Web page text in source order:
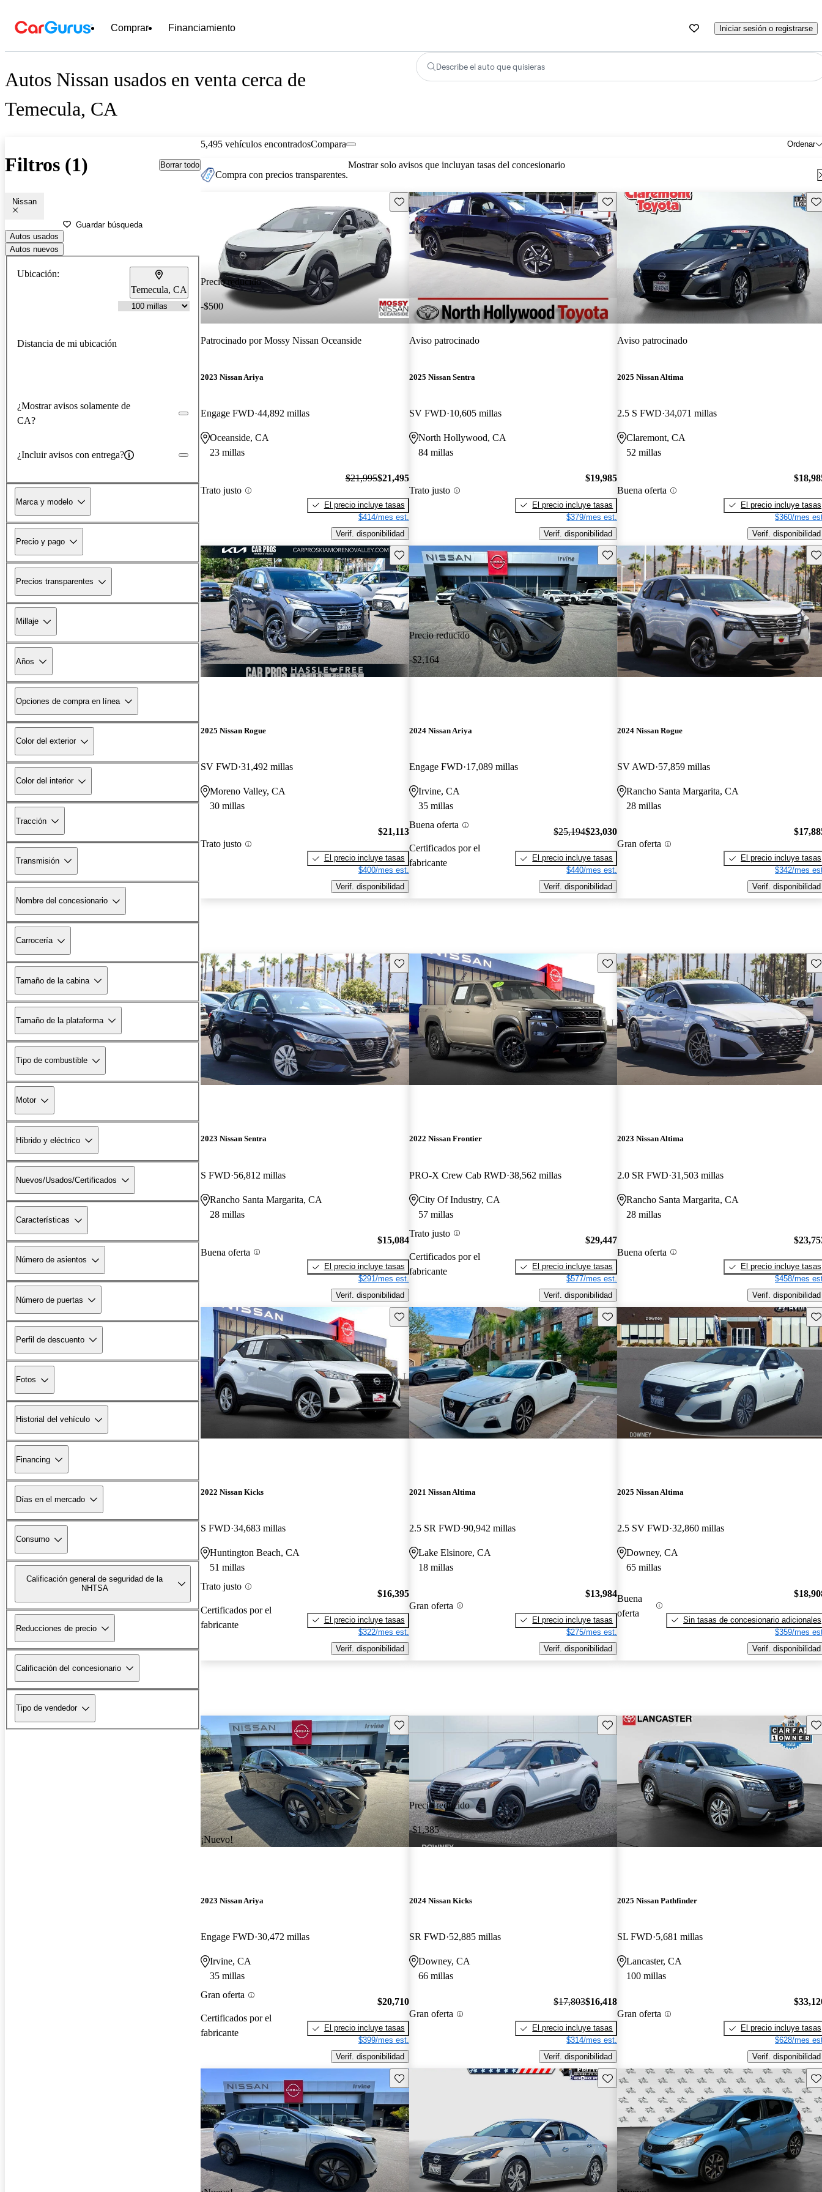
Comprar Financiamiento Iniciar sesión o registrarse
Autos Nissan usados en venta cerca de
Temecula, CA
Describe el auto que quisieras
Filtros (1) Borrar todo
Nissan
Guardar búsqueda
Autos usados
Autos nuevos
Ubicación:
Temecula, CA
Distancia de mi ubicación
¿Mostrar avisos solamente de
CA?
¿Incluir avisos con entrega?
Marca y modelo
Precio y pago
Precios transparentes
Millaje
Años
Opciones de compra en línea
Color del exterior
Color del interior
Tracción
Transmisión
Nombre del concesionario
Carrocería
Tamaño de la cabina
Tamaño de la plataforma
Tipo de combustible
Motor
Híbrido y eléctrico
Nuevos/Usados/Certificados
Características
Número de asientos
Número de puertas
Perfil de descuento
Fotos
Historial del vehículo
Financing
Días en el mercado
Consumo
Calificación general de seguridad de la
NHTSA
Reducciones de precio
Calificación del concesionario
Tipo de vendedor
5,495 vehículos encontrados Ordenar
Compara
Compra con precios transparentes.
Mostrar solo avisos que incluyan tasas del concesionario
Precio reducido
-$500
Guarda este Aviso
Patrocinado porMossy Nissan Oceanside
2023 Nissan Ariya
Engage FWD 44,892 millas
Oceanside, CA
23 millas
Trato justo
$21,995$21,495
El precio incluye tasas
$414/mes est.
Verif. disponibilidad
Guarda este Aviso
Aviso patrocinado
2025 Nissan Sentra
SV FWD 10,605 millas
North Hollywood, CA
84 millas
Trato justo
$19,985
El precio incluye tasas
$379/mes est.
Verif. disponibilidad
Aviso patrocinado
2025 Nissan Altima
2.5 S FWD 34,071 millas
Claremont, CA
52 millas
Buena oferta
El precio incluye tasas
$360/mes
Verif. disponibilidad
Guarda este Aviso
2025 Nissan Rogue
SV FWD 31,492 millas
Moreno Valley, CA
30 millas
Trato justo
$21,113
El precio incluye tasas
$400/mes est.
Verif. disponibilidad
Precio reducido
-$2,164
Guarda este Aviso
2024 Nissan Ariya
Engage FWD 17,089 millas
Irvine, CA
35 millas
Buena oferta
Certificados por el
fabricante
$25,194$23,030
El precio incluye tasas
$440/mes est.
Verif. disponibilidad
2024 Nissan Rogue
SV AWD 57,859 millas
Rancho Santa Margarita, CA
28 millas
Gran oferta
El precio incluye tasas
$342/mes
Verif. disponibilidad
Guarda este Aviso
2023 Nissan Sentra
S FWD 56,812 millas
Rancho Santa Margarita, CA
28 millas
Buena oferta
$15,084
El precio incluye tasas
$291/mes est.
Verif. disponibilidad
Guarda este Aviso
2022 Nissan Frontier
PRO-X Crew Cab RWD 38,562 millas
City Of Industry, CA
57 millas
Trato justo
Certificados por el
fabricante
$29,447
El precio incluye tasas
$577/mes est.
Verif. disponibilidad
2023 Nissan Altima
2.0 SR FWD 31,503 millas
Rancho Santa Margarita, CA
28 millas
Buena oferta
El precio incluye tasas
$458/mes
Verif. disponibilidad
Guarda este Aviso
2022 Nissan Kicks
S FWD 34,683 millas
Huntington Beach, CA
51 millas
Trato justo
Certificados por el
fabricante
$16,395
El precio incluye tasas
$322/mes est.
Verif. disponibilidad
Guarda este Aviso
2021 Nissan Altima
2.5 SR FWD 90,942 millas
Lake Elsinore, CA
18 millas
Gran oferta
$13,984
El precio incluye tasas
$275/mes est.
Verif. disponibilidad
2025 Nissan Altima
2.5 SV FWD 32,860 millas
Downey, CA
65 millas
Buena
oferta
Sin tasas de concesionario adicionales
$359/mes
Verif. disponibilidad
¡Nuevo!
Guarda este Aviso
2023 Nissan Ariya
Engage FWD 30,472 millas
Irvine, CA
35 millas
Gran oferta
Certificados por el
fabricante
$20,710
El precio incluye tasas
$399/mes est.
Verif. disponibilidad
Precio reducido
-$1,385
Guarda este Aviso
2024 Nissan Kicks
SR FWD 52,885 millas
Downey, CA
66 millas
Gran oferta
$17,803$16,418
El precio incluye tasas
$314/mes est.
Verif. disponibilidad
2025 Nissan Pathfinder
SL FWD 5,681 millas
Lancaster, CA
100 millas
Gran oferta
El precio incluye tasas
$628/mes
Verif. disponibilidad
Guarda este Aviso Guarda este Aviso